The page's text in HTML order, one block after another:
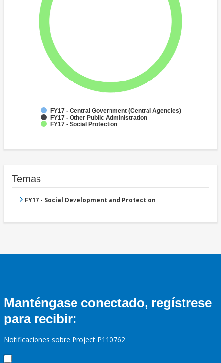
FY17 - Central Government (Central Agencies)
FY17 - Other Public Administration
FY17 - Social Protection
Temas
FY17 - Social Development and Protection
Manténgase conectado, regístrese
para recibir:
Notificaciones sobre Project P110762